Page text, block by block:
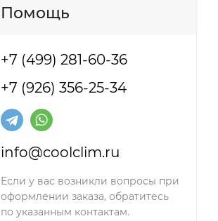
Помощь
+7 (499) 281-60-36
+7 (926) 356-25-34
info@coolclim.ru
Если у вас возникли вопросы при
оформлении заказа, обратитесь
по указанным контактам.